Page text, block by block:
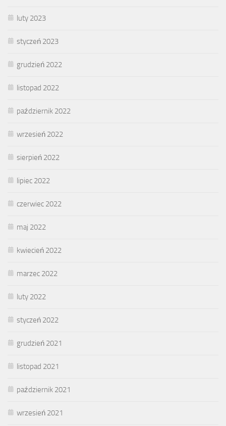
luty 2023
styczeń 2023
grudzień 2022
listopad 2022
październik 2022
wrzesień 2022
sierpień 2022
lipiec 2022
czerwiec 2022
maj 2022
kwiecień 2022
marzec 2022
luty 2022
styczeń 2022
grudzień 2021
listopad 2021
październik 2021
wrzesień 2021